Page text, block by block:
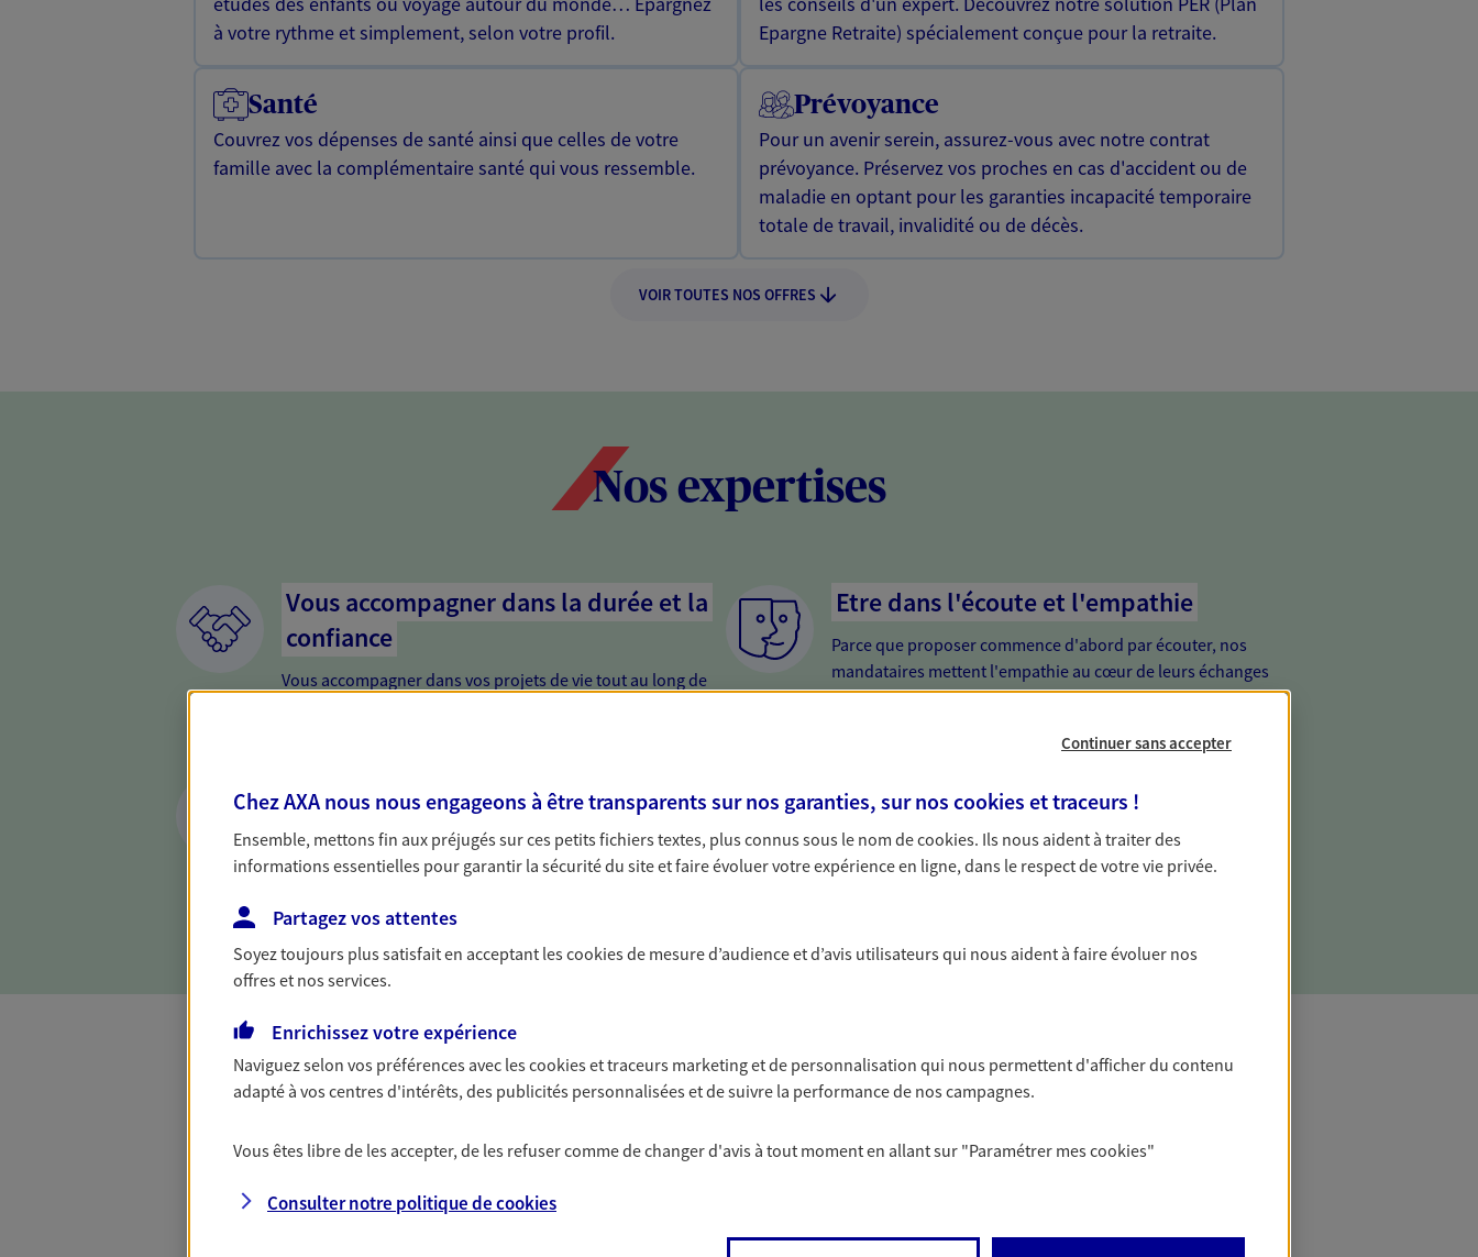
à votre rythme et simplement, selon votre profil.
Epargne Retraite) spécialement conçue pour la retraite.
Santé
Couvrez vos dépenses de santé ainsi que celles de votre
famille avec la complémentaire santé qui vous ressemble.
Prévoyance
Pour un avenir serein, assurez-vous avec notre contrat
prévoyance. Préservez vos proches en cas d'accident ou de
maladie en optant pour les garanties incapacité temporaire
totale de travail, invalidité ou de décès.
VOIR TOUTES NOS OFFRES
Nos expertises
Vous accompagner dans la durée et la
confiance
Vous accompagner dans vos projets de vie tout au long de
Etre dans l'écoute et l'empathie
Parce que proposer commence d'abord par écouter, nos
mandataires mettent l'empathie au cœur de leurs échanges
pour mieux comprendre vos besoins et mieux vous soutenir
Anticiper et préparer votre retraite
Il n'est jamais ni trop tôt, ni trop tard pour préparer votre
retraite. Nous vous aidons à trouver les solutions pour
maintenir votre qualité de vie et profiter pleinement de cette
nouvelle étape : PER, assurance vie...
Etre proche de vous, tout simplement
Avoir un interlocuteur proche de vous, facilement joignable,
cela change tout. Une relation de proximité est toujours une
relation de qualité.
Complémentaire Santé
Et si préserver votre budget, c’était aussi prendre soin de votre santé ? Avec le contrat Ma
Santé d’AXA, adaptez vos garanties à votre budget et situation tout en profitant de –10% sur
votre cotisation, si vous avez 60 ans et plus ; et si vous êtes un travailleur non salarié.
Contactez-nous pour plus d’information sur l’offre et ses conditions.
Continuer sans accepter
Chez AXA nous nous engageons à être transparents sur nos garanties, sur nos cookies et traceurs !
Ensemble, mettons fin aux préjugés sur ces petits fichiers textes, plus connus sous le nom decookies. Ils nous aident à traiter des
informations essentielles pour garantir la sécurité du site et faire évoluer votre expérience en ligne, dans le respect de votre vie privée.
Partagez vos attentes
Soyez toujours plus satisfait en acceptant lescookiesde mesure d’audience et d’avis utilisateurs qui nous aident à faire évoluer nos
offres et nos services.
Enrichissez votre expérience
Naviguez selon vos préférences avec lescookies et traceurs marketing et de personnalisation qui nous permettent d'afficher du contenu
adapté à vos centres d'intérêts, des publicités personnalisées et de suivre la performance de nos campagnes.
Vous êtes libre de les accepter, de les refuser comme de changer d'avis à tout moment en allant sur "Paramétrer mescookies"
Consulter notre politique decookies